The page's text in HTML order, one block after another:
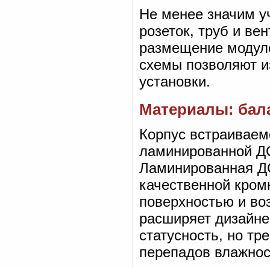
Не менее значим
розеток, труб и
размещение
схемы позволяют
установки.
Материалы:
Корпус
ламинированной
Ламинированная
качественной
поверхностью и
расширяет
статусность, но
перепадов